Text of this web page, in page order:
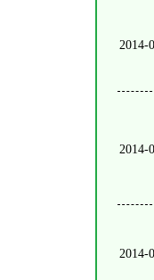
2014-
2014-
2014-